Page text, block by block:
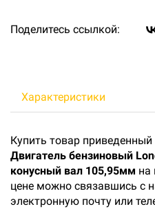
Поделитесь ссылкой:
Характеристики
Купить товар
Двигатель бензиновый
конусный вал 105,95мм на
цене можно связавшись с
электронную почту или